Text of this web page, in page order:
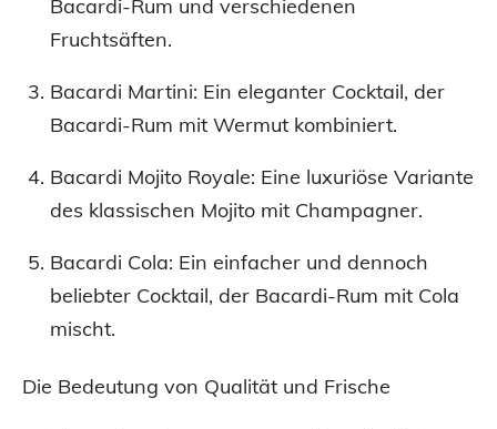
Bacardi-Rum und verschiedenen
Fruchtsäften.
Bacardi Martini: Ein eleganter Cocktail, der
Bacardi-Rum mit Wermut kombiniert.
Bacardi Mojito Royale: Eine luxuriöse Variante
des klassischen Mojito mit Champagner.
Bacardi Cola: Ein einfacher und dennoch
beliebter Cocktail, der Bacardi-Rum mit Cola
mischt.
Die Bedeutung von Qualität und Frische